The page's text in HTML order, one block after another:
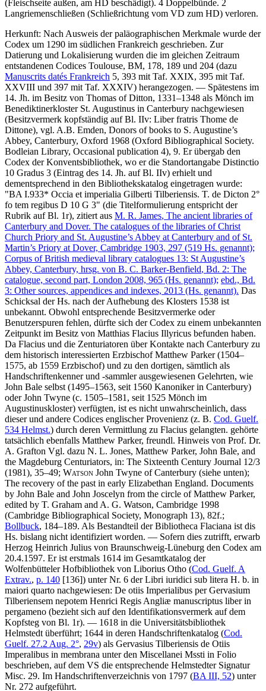
(Fleischseite außen, am HD beschädigt). 4 Doppelbünde. 2
Langriemenschließen (Schließrichtung vom VD zum HD) verloren.
Herkunft: Nach Ausweis der paläographischen Merkmale wurde der
Codex um 1290 im südlichen Frankreich geschrieben. Zur
Datierung und Lokalisierung wurden die im gleichen Zeitraum
entstandenen Codices Toulouse, BM, 178, 189 und 204 (dazu
Manuscrits datés Frankreich 5, 393 mit Taf. XXIX, 395 mit Taf.
XXVIII und 397 mit Taf. XXXIV) herangezogen. — Spätestens im
14. Jh. im Besitz von Thomas of Ditton, 1331–1348 als Mönch im
Benediktinerkloster St. Augustinus in Canterbury nachgewiesen
(Besitzvermerk kopfständig auf Bl. IIv: Liber fratris Thome de
Dittone), vgl. A.B. Emden, Donors of books to S. Augustine’s
Abbey, Canterbury, Oxford 1968 (Oxford Bibliographical Society.
Bodleian Library, Occasional publication 4), 9. Er übergab den
Codex der Konventsbibliothek, wo er die Standortangabe Distinctio
10 Gradus 3 (Eintrag des 14. Jh. auf Bl. IIv) erhielt und
dementsprechend in den Bibliothekskatalog eingetragen wurde:
"BA I.933* Occia et imperialia Gilberti Tilberiensis. T. de Dicton 2°
fo tem regibus D 10 G 3" (die Titelformulierung entspricht der
Rubrik auf Bl. 1r), zitiert aus M. R. James, The ancient libraries of
Canterbury and Dover. The catalogues of the libraries of Christ
Church Priory and St. Augustine’s Abbey at Canterbury and of St.
Martin’s Priory at Dover, Cambridge 1903, 297 (519 Hs. genannt);
Corpus of British medieval library catalogues 13: St Augustine’s
Abbey, Canterbury, hrsg. von B. C. Barker-Benfield, Bd. 2: The
catalogue, second part, London 2008, 965 (Hs. genannt); ebd., Bd.
3: Other sources, appendices and indexes, 2013 (Hs. genannt). Das
Schicksal der Hs. nach der Aufhebung des Klosters 1538 ist
unbekannt. Obwohl entsprechende Besitzvermerke oder
Benutzerspuren fehlen, dürfte sich der Codex zu einem unbekannten
Zeitpunkt im Besitz von Matthias Flacius Illyricus befunden haben.
Da Flacius und die Zenturiatoren über Kontakte nach Canterbury zu
dem historisch interessierten Erzbischof Matthew Parker (1504–
1575, ab 1559 Erzbischof) und zu den dortigen, sämtlich als
Handschriftenkenner und -sammler ausgewiesenen Gelehrten, wie
John Bale selbst (1495–1563, seit 1560 Kanoniker in Canterbury)
oder John Twyne (c. 1505–1581, seit 1525 Mönch im
Augustinuskloster) verfügten, ist es nicht unwahrscheinlich, dass
dieser und andere Codices englischer Provenienz (z. B. Cod. Guelf.
534 Helmst.) durch deren Vermittlung zu Flacius gelangten. gehörte
tatsächlich ebenfalls Matthew Parker, freundl. Hinweis von Prof. Dr.
A. Grafton Vgl. dazu N. L. Jones, Matthew Parker, John Bale, and
the Magdeburg Centuriators, in: The Sixteenth Century Journal 12/3
(1981), 35–49; Watson John Twyne of Canterbury (siehe unten);
The recovery of the past in early Elizabethan England. Documents
by John Bale and John Joscelyn from the circle of Matthew Parker,
edited by T. Graham and A. G. Watson, Cambridge 1998
(Cambridge Bibliographical Society, Monograph 13), 82f.;
Bollbuck, 184–189. Als Bestandteil der Bibliotheca Flaciana ist dis
Hs. bislang nicht identifiziert worden. — Sofern dies zutrifft, erwarb
Herzog Heinrich Julius von Braunschweig-Lüneburg den Codex am
20.4.1597. Er ist erstmals 1614 im Gesamtkatalog der
Wolfenbütteler Hofbibliothek von Liborius Otho (Cod. Guelf. A
Extrav., p. 140 [136]) unter Nr. 6 derLibri iuridici sub litera H. b. in
maiori quarto nachgewiesen: De otiis Imperialibus per Gervasium
Tilberiensem nepotem Henrici Regis Angliæ manuscriptus liber in
pergameno (bezieht sich auf den Identifikationsvermerk auf dem
Kopfsteg von Bl. 1r). — 1618 in die Universitätsbibliothek
Helmstedt überführt; 1644 in deren Handschriftenkatalog (Cod.
Guelf. 27.2 Aug. 2°, 29v) als Gervasius Tilberiensis de Otiis
Imperalibus in membrana unter den Miscellanei Mssti in Folio
beschrieben, auf dem VS die entsprechende Helmstedter Signatur
Misc. 29. Im Handschriftenverzeichnis von 1797 (BA III, 52) unter
Nr. 272 aufgeführt.